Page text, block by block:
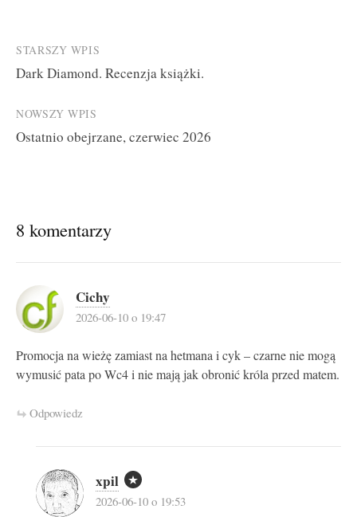
Post
navigation
STARSZY WPIS
Dark Diamond. Recenzja książki.
NOWSZY WPIS
Ostatnio obejrzane, czerwiec 2026
8 komentarzy
Cichy
2026-06-10 o 19:47
Promocja na wieżę zamiast na hetmana i cyk – czarne nie mogą
wymusić pata po Wc4 i nie mają jak obronić króla przed matem.
Odpowiedz
xpil
2026-06-10 o 19:53